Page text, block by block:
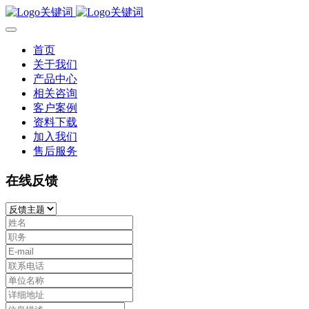
首页
关于我们
产品中心
相关咨询
客户案例
资料下载
加入我们
售后服务
在线反馈